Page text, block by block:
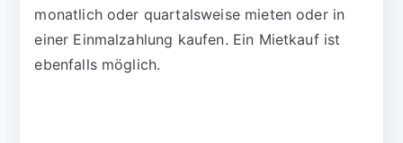
monatlich oder quartalsweise mieten oder in
einer Einmalzahlung kaufen. Ein Mietkauf ist
ebenfalls möglich.